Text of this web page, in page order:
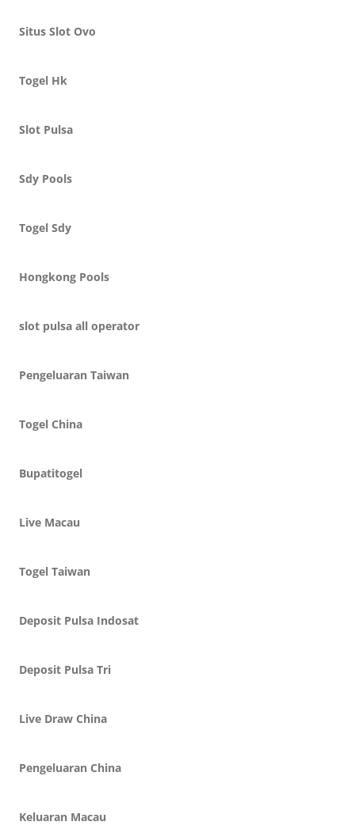
Situs Slot Ovo
Togel Hk
Slot Pulsa
Sdy Pools
Togel Sdy
Hongkong Pools
slot pulsa all operator
Pengeluaran Taiwan
Togel China
Bupatitogel
Live Macau
Togel Taiwan
Deposit Pulsa Indosat
Deposit Pulsa Tri
Live Draw China
Pengeluaran China
Keluaran Macau